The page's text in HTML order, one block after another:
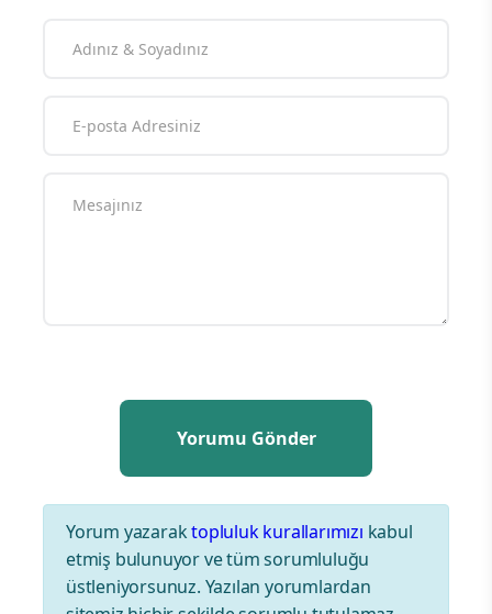
Yorum yazaraktopluluk kurallarımızı kabul
etmiş bulunuyor ve tüm sorumluluğu
üstleniyorsunuz. Yazılan yorumlardan